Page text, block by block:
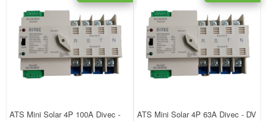
ATS Mini Solar 4P 100A Divec -
ATS Mini Solar 4P 63A Divec - DV